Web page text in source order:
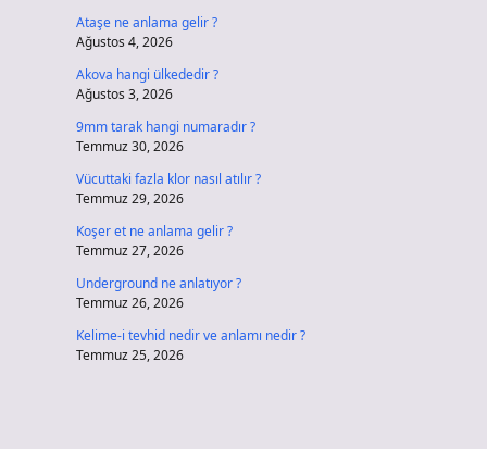
Ataşe ne anlama gelir ?
Ağustos 4, 2026
Akova hangi ülkededir ?
Ağustos 3, 2026
9mm tarak hangi numaradır ?
Temmuz 30, 2026
Vücuttaki fazla klor nasıl atılır ?
Temmuz 29, 2026
Koşer et ne anlama gelir ?
Temmuz 27, 2026
Underground ne anlatıyor ?
Temmuz 26, 2026
Kelime-i tevhid nedir ve anlamı nedir ?
Temmuz 25, 2026